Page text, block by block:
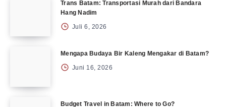
Trans Batam: Transportasi Murah dari Bandara
Hang Nadim
Juli 6, 2026
Mengapa Budaya Bir Kaleng Mengakar di Batam?
Juni 16, 2026
Budget Travel in Batam: Where to Go?